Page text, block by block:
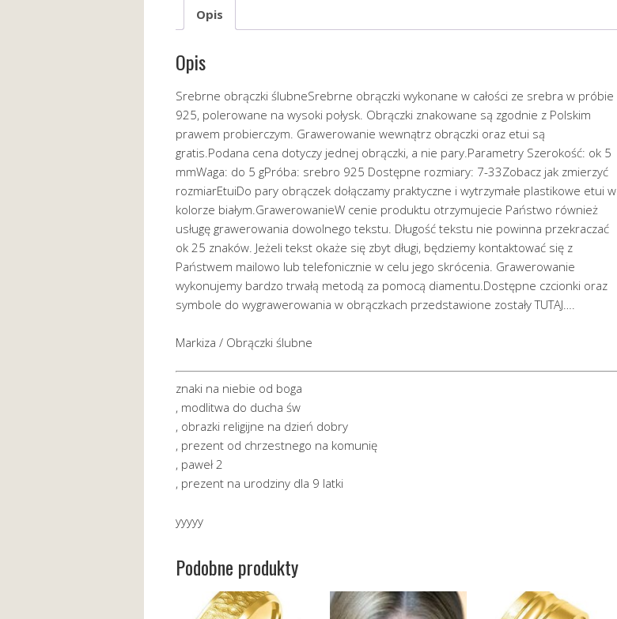
Opis
Opis
Srebrne obrączki ślubneSrebrne obrączki wykonane w całości ze srebra w próbie
925, polerowane na wysoki połysk. Obrączki znakowane są zgodnie z Polskim
prawem probierczym. Grawerowanie wewnątrz obrączki oraz etui są
gratis.Podana cena dotyczy jednej obrączki, a nie pary.Parametry Szerokość: ok 5
mmWaga: do 5 gPróba: srebro 925 Dostępne rozmiary: 7-33Zobacz jak zmierzyć
rozmiarEtuiDo pary obrączek dołączamy praktyczne i wytrzymałe plastikowe etui w
kolorze białym.GrawerowanieW cenie produktu otrzymujecie Państwo również
usługę grawerowania dowolnego tekstu. Długość tekstu nie powinna przekraczać
ok 25 znaków. Jeżeli tekst okaże się zbyt długi, będziemy kontaktować się z
Państwem mailowo lub telefonicznie w celu jego skrócenia. Grawerowanie
wykonujemy bardzo trwałą metodą za pomocą diamentu.Dostępne czcionki oraz
symbole do wygrawerowania w obrączkach przedstawione zostały TUTAJ….
Markiza / Obrączki ślubne
znaki na niebie od boga
, modlitwa do ducha św
, obrazki religijne na dzień dobry
, prezent od chrzestnego na komunię
, paweł 2
, prezent na urodziny dla 9 latki
yyyyy
Podobne produkty